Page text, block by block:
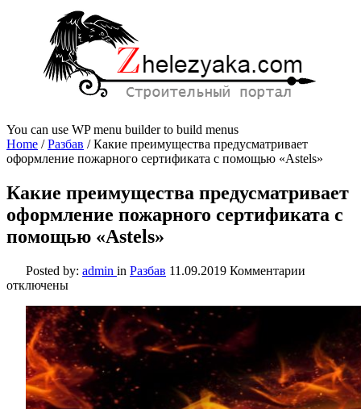
You can use WP menu builder to build menus
Home /Разбав /Какие преимущества предусматривает
оформление пожарного сертификата с помощью «Astels»
Какие преимущества предусматривает
оформление пожарного сертификата с
помощью «Astels»
Posted by: admin in Разбав 11.09.2019 Комментарии
с
помощью
отключены